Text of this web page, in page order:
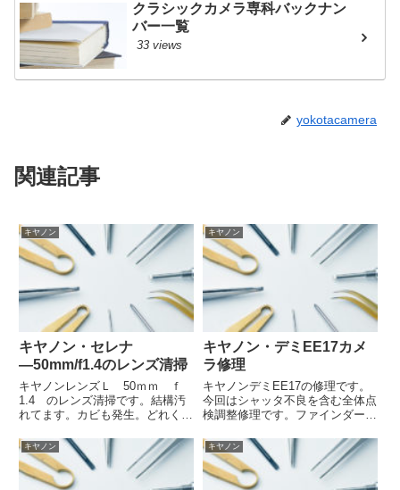
クラシックカメラ専科バックナン
バー一覧
33 views
yokotacamera
関連記事
キヤノン
キヤノン・セレナ
―50mm/f1.4のレンズ清掃
キヤノンレンズＬ 50ｍｍ ｆ
1.4 のレンズ清掃です。結構汚
れてます。カビも発生。どれくら
痕が残ったもののかなりきれいに
なりました。
キヤノン
キヤノン・デミEE17カメ
ラ修理
キヤノンデミEE17の修理です。
今回はシャッタ不良を含む全体点
検調整修理です。ファインダーを
あるので要注意です。
キヤノン キヤノン